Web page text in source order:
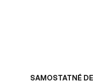
SAMOSTATNÉ